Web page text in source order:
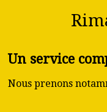
Un service
Nous prenons